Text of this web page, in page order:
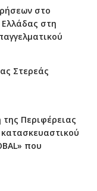
στο
στη
Στερεάς
Περιφέρειας
που